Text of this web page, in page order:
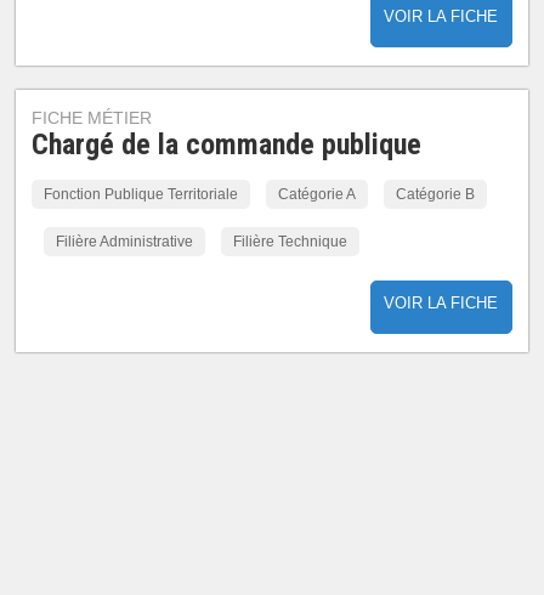
VOIR LA FICHE
FICHE MÉTIER
Chargé de la commande publique
Fonction Publique Territoriale Catégorie A Catégorie B
Filière Administrative Filière Technique
VOIR LA FICHE